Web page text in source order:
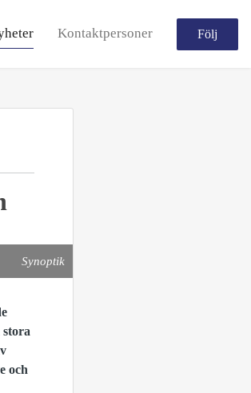
Kontaktpersoner Följ
Synoptik
och